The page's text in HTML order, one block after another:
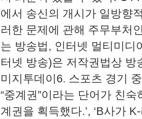
에서 송신의 개시가 일방향
러한 문제에 관해 주무부처
는 방송법, 인터넷 멀티미디
터넷 방송)은 저작권법상
미지투데이6. 스포츠 경기
“중계권”이라는 단어가 친
계권을 획득했다.’, ‘B사가